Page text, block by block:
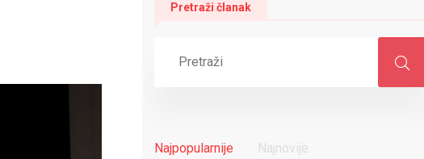
Pretraži članak
Najpopularnije Najnovije